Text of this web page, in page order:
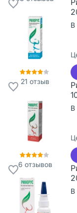
21 отзыв
В
6 отзывов
В
В